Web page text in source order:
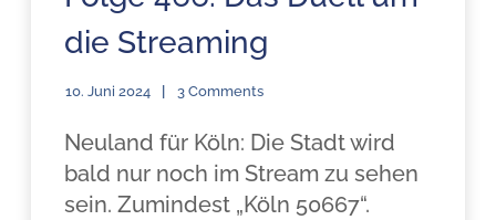
die Streaming
10. Juni 2024 3 Comments
Neuland für Köln: Die Stadt wird
bald nur noch im Stream zu sehen
sein. Zumindest „Köln 50667“.